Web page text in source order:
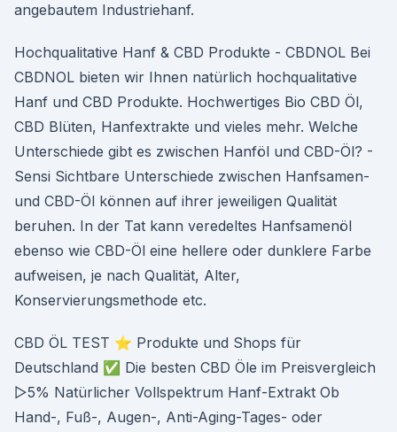
angebautem Industriehanf.
Hochqualitative Hanf & CBD Produkte - CBDNOL Bei
CBDNOL bieten wir Ihnen natürlich hochqualitative
Hanf und CBD Produkte. Hochwertiges Bio CBD Öl,
CBD Blüten, Hanfextrakte und vieles mehr. Welche
Unterschiede gibt es zwischen Hanföl und CBD-Öl? -
Sensi Sichtbare Unterschiede zwischen Hanfsamen-
und CBD-Öl können auf ihrer jeweiligen Qualität
beruhen. In der Tat kann veredeltes Hanfsamenöl
ebenso wie CBD-Öl eine hellere oder dunklere Farbe
aufweisen, je nach Qualität, Alter,
Konservierungsmethode etc.
CBD ÖL TEST ⭐ Produkte und Shops für
Deutschland ✅ Die besten CBD Öle im Preisvergleich
▷5% Natürlicher Vollspektrum Hanf-Extrakt Ob
Hand-, Fuß-, Augen-, Anti-Aging-Tages- oder